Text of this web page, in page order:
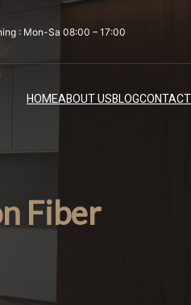
: Mon-Sa 08:00 – 17:00
HOMEABOUT USBLOGCONTACT
Fiber